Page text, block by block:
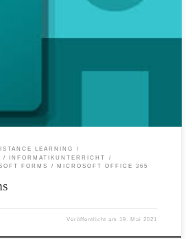
Lernstand unserer Lernenden zu erhalten, bieten
gestellt bekommen. Anmeldung Melden Sie sich
Ihres Microsoft 365 Schulkontos unter
Darüber hinaus können Sie einen optionalen
LEARNING
INFORMATIKUNTERRICHT
FORMS MICROSOFT OFFICE 365
Veröffentlicht am 19. Mai 2021